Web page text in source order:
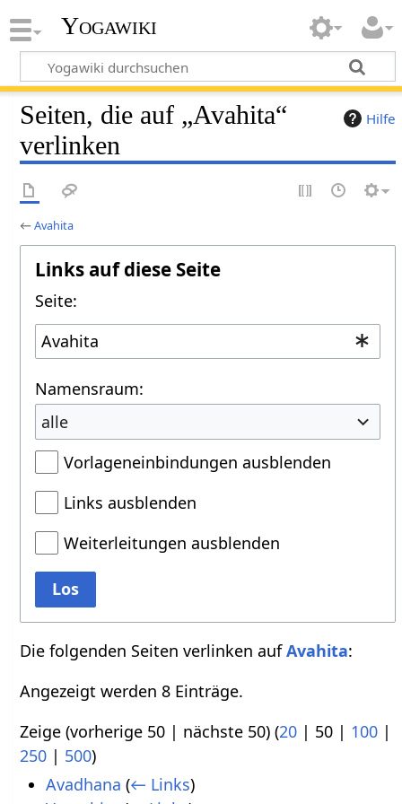
Yogawiki
Hilfe
Seiten, die auf „Avahita“
verlinken
←Avahita
Links auf diese Seite
Seite:
Namensraum:
alle
Vorlageneinbindungen ausblenden
Links ausblenden
Weiterleitungen ausblenden
Los
Die folgenden Seiten verlinken aufAvahita:
Angezeigt werden 8 Einträge.
Zeige (vorherige 50 | nächste 50) (20 | 50 | 100 |
250 | 500)
Avadhana (← Links)